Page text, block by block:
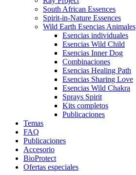
South African Essences
Spirit-in-Nature Essences
Wild Earth Esencias Animales
Esencias individuales
Esencias Wild Child
Esencias Inner Dog
Combinaciones
Esencias Healing Path
Esencias Sharing Love
Esencias Wild Chakra
Sprays Spirit
Kits completos
Publicaciones
Temas
FAQ
Publicaciones
Accesorio
BioProtect
Ofertas especiales